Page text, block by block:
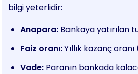
bilgi yeterlidir:
Anapara: Bankaya yatırılan
Faiz oranı:Yıllık kazanç oranı
Vade: Paranın bankada